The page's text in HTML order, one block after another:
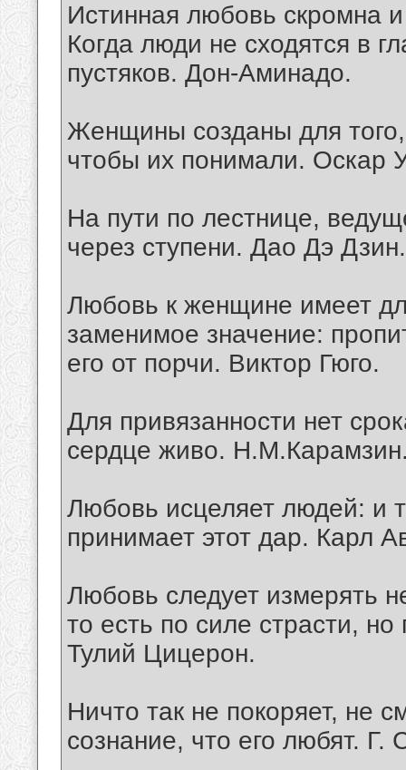
Истинная любовь скромна
Когда люди не сходятся в
пустяков. Дон-Аминадо.
Женщины созданы для
чтобы их понимали. Оскар
На пути по лестнице,
через ступени. Дао Дэ Дзин.
Любовь к женщине имеет
заменимое значение:
его от порчи. Виктор Гюго.
Для привязанности нет
сердце живо.
Любовь исцеляет людей: и
принимает этот дар. Карл
Любовь следует измерять
то есть по силе страсти,
Тулий Цицерон.
Ничто так не покоряет, не
сознание, что его любят. Г.